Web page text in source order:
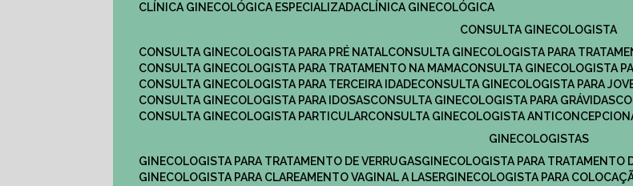
CLÍNICA GINECOLÓGICA ESPECIALIZADA
CLÍNICA GINECOLÓGICA
CONSULTA GINECOLOGISTA
CONSULTA GINECOLOGISTA PARA PRÉ NATAL
CONSULTA GINECOLOGISTA PARA
CONSULTA GINECOLOGISTA PARA TRATAMENTO NA MAMA
CONSULTA GINECOLOGISTA
CONSULTA GINECOLOGISTA PARA TERCEIRA IDADE
CONSULTA GINECOLOGISTA PARA
CONSULTA GINECOLOGISTA PARA IDOSAS
CONSULTA GINECOLOGISTA PARA GRÁVIDAS
CONSULTA GINECOLOGISTA PARTICULAR
CONSULTA GINECOLOGISTA
GINECOLOGISTAS
GINECOLOGISTA PARA TRATAMENTO DE VERRUGAS
GINECOLOGISTA PARA TRATAMENTO
GINECOLOGISTA PARA CLAREAMENTO VAGINAL A LASER
GINECOLOGISTA PARA